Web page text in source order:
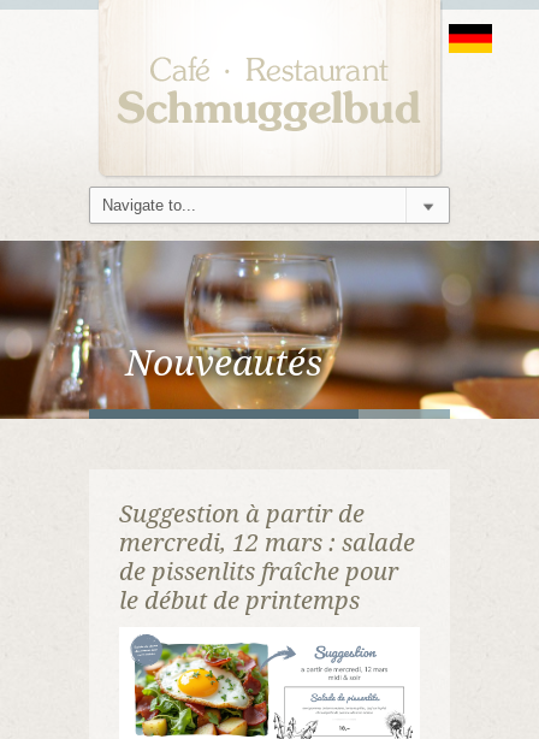
Nouveautés
Suggestion à partir de
mercredi, 12 mars : salade
de pissenlits fraîche pour
le début de printemps